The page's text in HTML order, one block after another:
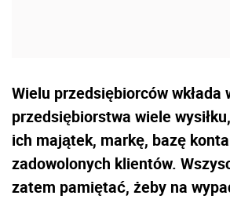
Wielu przedsiębiorców wkłada
przedsiębiorstwa wiele
ich majątek, markę, bazę
zadowolonych klientów.
zatem pamiętać, żeby na